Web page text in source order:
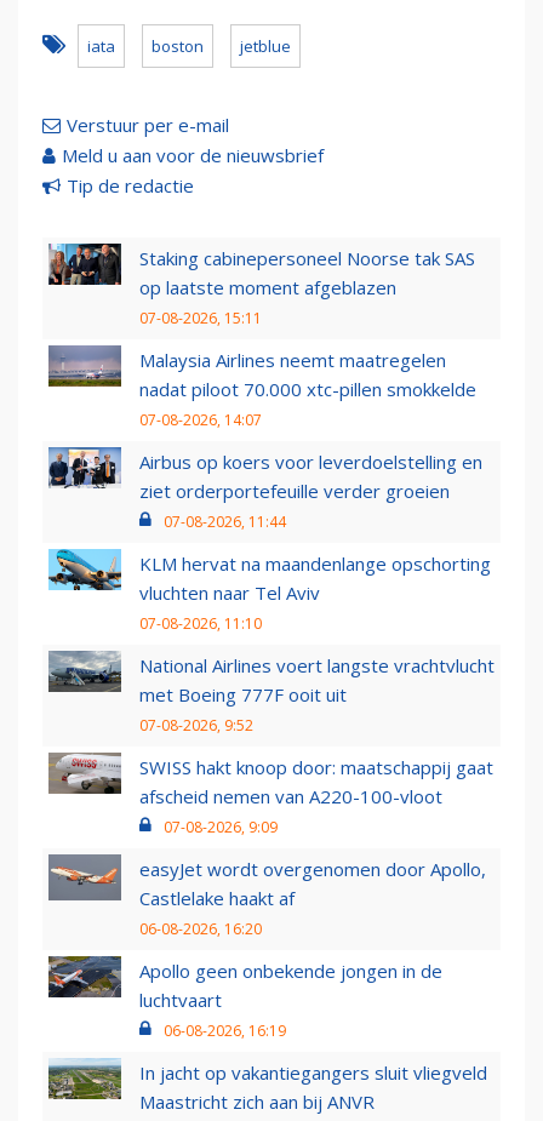
iata boston jetblue
Verstuur per e-mail
Meld u aan voor de nieuwsbrief
Tip de redactie
Staking cabinepersoneel Noorse tak SAS
op laatste moment afgeblazen
07-08-2026, 15:11
Malaysia Airlines neemt maatregelen
nadat piloot 70.000 xtc-pillen smokkelde
07-08-2026, 14:07
Airbus op koers voor leverdoelstelling en
ziet orderportefeuille verder groeien
07-08-2026, 11:44
KLM hervat na maandenlange opschorting
vluchten naar Tel Aviv
07-08-2026, 11:10
National Airlines voert langste vrachtvlucht
met Boeing 777F ooit uit
07-08-2026, 9:52
SWISS hakt knoop door: maatschappij gaat
afscheid nemen van A220-100-vloot
07-08-2026, 9:09
easyJet wordt overgenomen door Apollo,
Castlelake haakt af
06-08-2026, 16:20
Apollo geen onbekende jongen in de
luchtvaart
06-08-2026, 16:19
In jacht op vakantiegangers sluit vliegveld
Maastricht zich aan bij ANVR